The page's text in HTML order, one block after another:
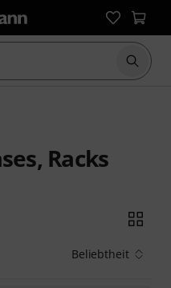
Suche
Racks
Beliebtheit